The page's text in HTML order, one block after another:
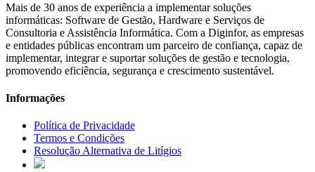
Mais de 30 anos de experiência a implementar soluções
informáticas: Software de Gestão, Hardware e Serviços de
Consultoria e Assistência Informática. Com a Diginfor, as empresas
e entidades públicas encontram um parceiro de confiança, capaz de
implementar, integrar e suportar soluções de gestão e tecnologia,
promovendo eficiência, segurança e crescimento sustentável.
Informações
Política de Privacidade
Termos e Condições
Resolução Alternativa de Litígios